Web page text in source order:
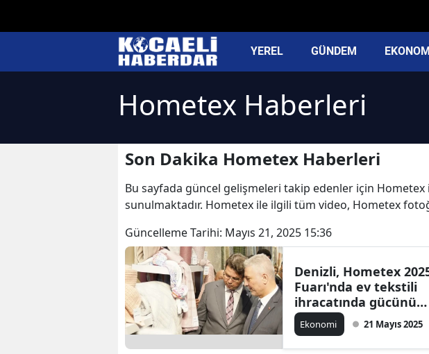
YEREL GÜNDEM EKONOMİ
Hometex Haberleri
Son Dakika Hometex Haberleri
Bu sayfada güncel gelişmeleri takip edenler için
sunulmaktadır. Hometex ile ilgili tüm video, Hometex
Güncelleme Tarihi: Mayıs 21, 2025 15:36
Denizli, Hometex
Fuarı'nda ev tekstili
ihracatında gücünü
gösterdi
Ekonomi 21 Mayıs 2025